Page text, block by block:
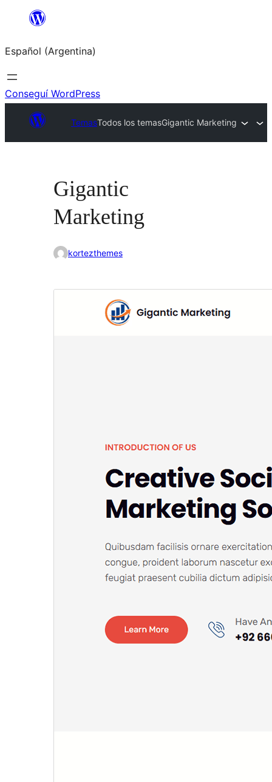
Saltar
contenido
Español (Argentina)
Conseguí WordPress
TemasTodos los temasGigantic Marketing
Gigantic
Marketing
kortezthemes